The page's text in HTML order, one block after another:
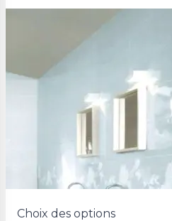
Choix des options